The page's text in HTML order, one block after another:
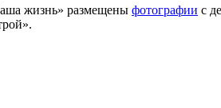
жизнь» размещены фотографии с